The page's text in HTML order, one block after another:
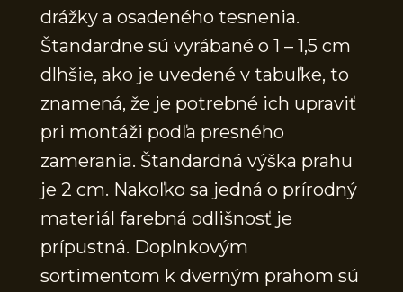
drážky a osadeného tesnenia.
Štandardne sú vyrábané o 1 – 1,5 cm
dlhšie, ako je uvedené v tabuľke, to
znamená, že je potrebné ich upraviť
pri montáži podľa presného
zamerania. Štandardná výška prahu
je 2 cm. Nakoľko sa jedná o prírodný
materiál farebná odlišnosť je
prípustná. Doplnkovým
sortimentom k dverným prahom sú